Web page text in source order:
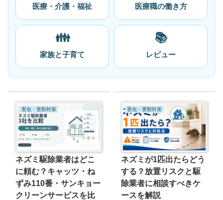
医療・介護・福祉 医療職の働き方
👪
家族と子育て
📚
レビュー
害虫・害獣対策
ネズミ駆除業者はどこ
に頼む？キャッツ・ね
ずみ110番・サンキョー
クリーンサービスを比
害虫・害獣対策
ネズミが1匹出たらどう
する？放置リスクと駆
除業者に相談すべきケ
ースを解説